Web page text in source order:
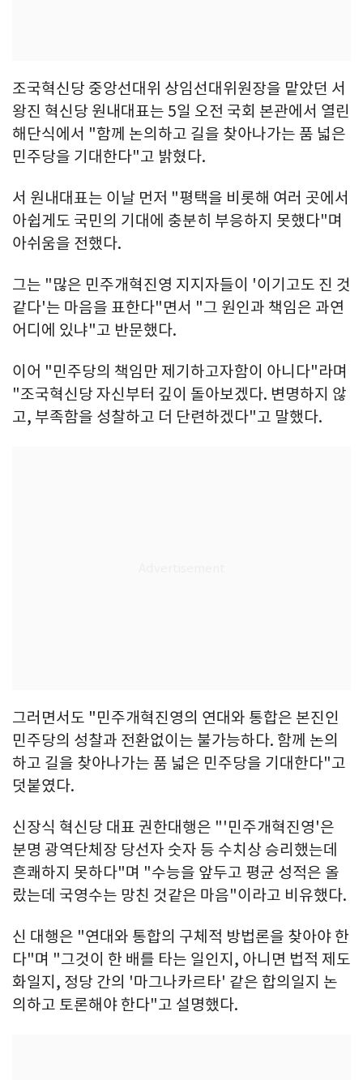
조국혁신당 중앙선대위 상임선대위원장을 맡았던 서
왕진 혁신당 원내대표는 5일 오전 국회 본관에서 열린
해단식에서 "함께 논의하고 길을 찾아나가는 품 넓은
민주당을 기대한다"고 밝혔다.
서 원내대표는 이날 먼저 "평택을 비롯해 여러 곳에서
아쉽게도 국민의 기대에 충분히 부응하지 못했다"며
아쉬움을 전했다.
그는 "많은 민주개혁진영 지지자들이 '이기고도 진 것
같다'는 마음을 표한다"면서 "그 원인과 책임은 과연
어디에 있냐"고 반문했다.
이어 "민주당의 책임만 제기하고자함이 아니다"라며
"조국혁신당 자신부터 깊이 돌아보겠다. 변명하지 않
고, 부족함을 성찰하고 더 단련하겠다"고 말했다.
그러면서도 "민주개혁진영의 연대와 통합은 본진인
민주당의 성찰과 전환없이는 불가능하다. 함께 논의
하고 길을 찾아나가는 품 넓은 민주당을 기대한다"고
덧붙였다.
신장식 혁신당 대표 권한대행은 "'민주개혁진영'은
분명 광역단체장 당선자 숫자 등 수치상 승리했는데
흔쾌하지 못하다"며 "수능을 앞두고 평균 성적은 올
랐는데 국영수는 망친 것같은 마음"이라고 비유했다.
신 대행은 "연대와 통합의 구체적 방법론을 찾아야 한
다"며 "그것이 한 배를 타는 일인지, 아니면 법적 제도
화일지, 정당 간의 '마그나카르타' 같은 합의일지 논
의하고 토론해야 한다"고 설명했다.